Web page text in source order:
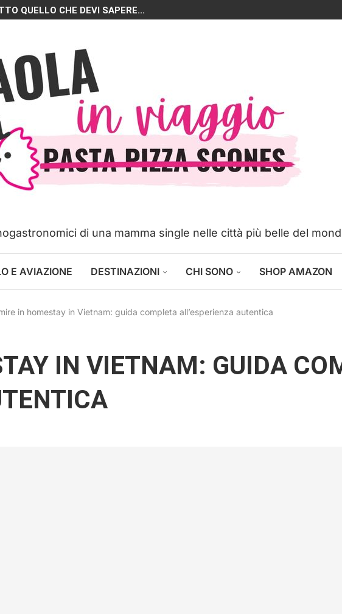
QUELLO CHE DEVI SAPERE...
di una mamma single nelle città più belle del
E AVIAZIONE DESTINAZIONI CHI SONO SHOP AMAZON
in homestay in Vietnam: guida completa all’esperienza autentica
IN VIETNAM: GUIDA